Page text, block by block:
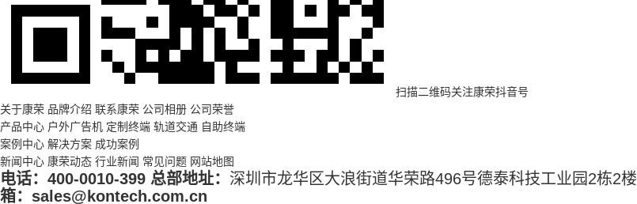
扫描二维码关注康荣抖音号
关于康荣 品牌介绍 联系康荣 公司相册 公司荣誉
产品中心 户外广告机 定制终端 轨道交通 自助终端
案例中心 解决方案 成功案例
新闻中心 康荣动态 行业新闻 常见问题 网站地图
电话： 400-0010-399 总部地址： 深圳市龙华区大浪街道华荣路496号德泰科技工业园2栋2楼
箱：sales@kontech.com.cn